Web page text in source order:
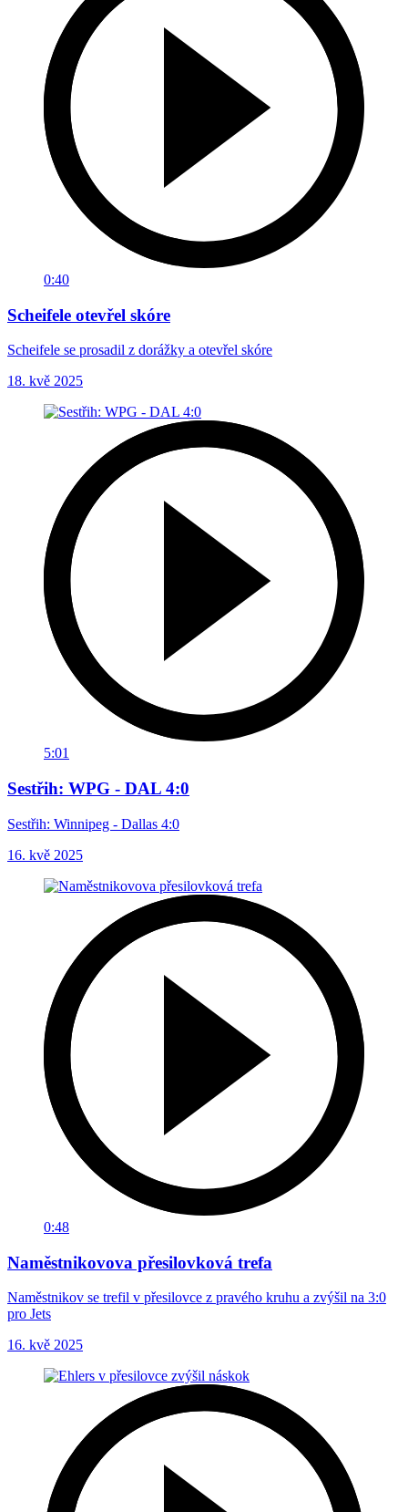
0:40
Scheifele otevřel skóre
Scheifele se prosadil z dorážky a otevřel skóre
18. kvě 2025
5:01
Sestřih: WPG - DAL 4:0
Sestřih: Winnipeg - Dallas 4:0
16. kvě 2025
0:48
Naměstnikovova přesilovková trefa
Naměstnikov se trefil v přesilovce z pravého kruhu a zvýšil na 3:0
pro Jets
16. kvě 2025